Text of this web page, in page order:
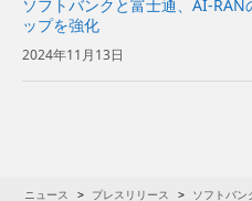
ソフトバンクと富士通、AI-
ップを強化
2024年11月13日
ニュース プレスリリース ソフトバン